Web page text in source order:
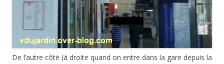
De l’autre côté (à droite quand on entre dans la gare depuis la